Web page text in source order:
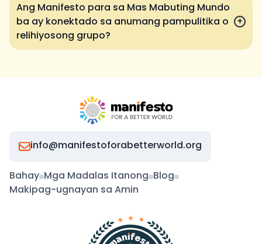
Ang Manifesto para sa Mas Mabuting Mundo
ba ay konektado sa anumang pampulitika o
relihiyosong grupo?
+
info@manifestoforabetterworld.org
Bahay Mga Madalas Itanong Blog
Makipag-ugnayan sa Amin